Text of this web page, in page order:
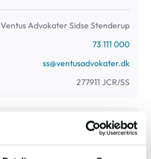
Ventus Advokater Sidse Stenderup
73 111 000
ss@ventusadvokater.dk
277911 JCR/SS